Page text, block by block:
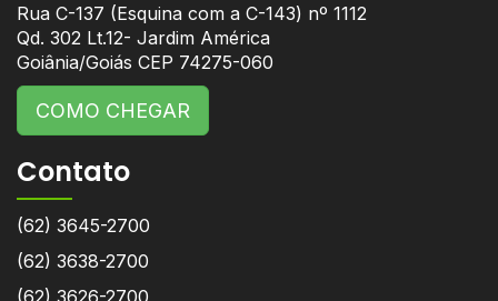
Rua C-137 (Esquina com a C-143) nº 1112
Qd. 302 Lt.12- Jardim América
Goiânia/Goiás CEP 74275-060
COMO CHEGAR
Contato
(62) 3645-2700
(62) 3638-2700
(62) 3626-2700